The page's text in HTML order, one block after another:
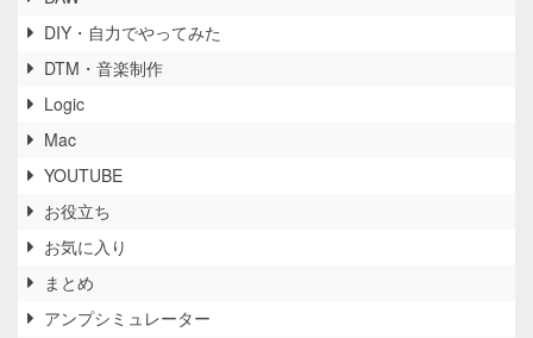
DIY・自力でやってみた
DTM・音楽制作
Logic
Mac
YOUTUBE
お役立ち
お気に入り
まとめ
アンプシミュレーター